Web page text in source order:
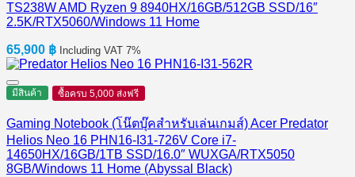
TS238W AMD Ryzen 9 8940HX/16GB/512GB SSD/16″
2.5K/RTX5060/Windows 11 Home
65,900 ฿ Including VAT 7%
มีสินค้า ซื้อครบ 5,000 ส่งฟรี
Gaming Notebook (โน๊ตบุ๊คสำหรับเล่นเกมส์) Acer Predator
Helios Neo 16 PHN16-I31-726V Core i7-
14650HX/16GB/1TB SSD/16.0″ WUXGA/RTX5050
8GB/Windows 11 Home (Abyssal Black)